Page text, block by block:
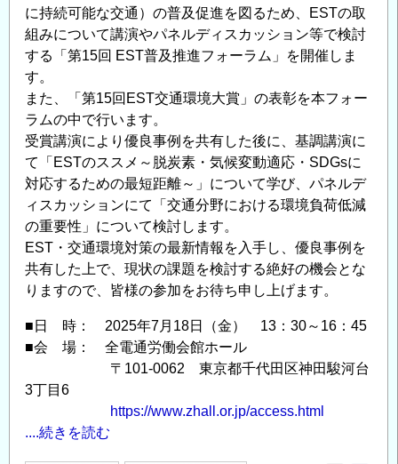
に持続可能な交通）の普及促進を図るため、ESTの取
組みについて講演やパネルディスカッション等で検討
する「第15回 EST普及推進フォーラム」を開催しま
す。
また、「第15回EST交通環境大賞」の表彰を本フォー
ラムの中で行います。
受賞講演により優良事例を共有した後に、基調講演に
て「ESTのススメ～脱炭素・気候変動適応・SDGsに
対応するための最短距離～」について学び、パネルデ
ィスカッションにて「交通分野における環境負荷低減
の重要性」について検討します。
EST・交通環境対策の最新情報を入手し、優良事例を
共有した上で、現状の課題を検討する絶好の機会とな
りますので、皆様の参加をお待ち申し上げます。
■日 時： 2025年7月18日（金） 13：30～16：45
■会 場： 全電通労働会館ホール
〒101-0062 東京都千代田区神田駿河台
3丁目6
https://www.zhall.or.jp/access.html
....続きを読む